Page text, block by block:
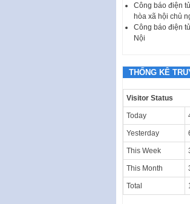
Công báo điện
hòa xã hội chủ
Công báo điện
Nội
THỐNG KÊ
Visitor Status
Today
Yesterday
This Week
This Month
Total